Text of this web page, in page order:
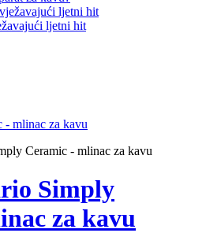
ljetni hit
- mlinac za kavu
Simply
za kavu